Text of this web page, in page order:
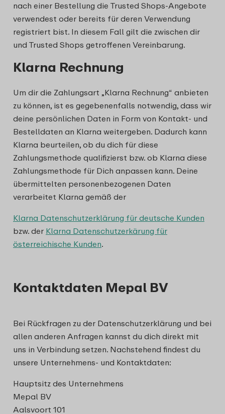
nach einer Bestellung die Trusted Shops-Angebote
verwendest oder bereits für deren Verwendung
registriert bist. In diesem Fall gilt die zwischen dir
und Trusted Shops getroffenen Vereinbarung.
Klarna Rechnung
Um dir die Zahlungsart „Klarna Rechnung“ anbieten
zu können, ist es gegebenenfalls notwendig, dass wir
deine persönlichen Daten in Form von Kontakt- und
Bestelldaten an Klarna weitergeben. Dadurch kann
Klarna beurteilen, ob du dich für diese
Zahlungsmethode qualifizierst bzw. ob Klarna diese
Zahlungsmethode für Dich anpassen kann. Deine
übermittelten personenbezogenen Daten
verarbeitet Klarna gemäß der
Klarna Datenschutzerklärung für deutsche Kunden
bzw. der Klarna Datenschutzerkärung für
österreichische Kunden.
Kontaktdaten Mepal BV
Bei Rückfragen zu der Datenschutzerklärung und bei
allen anderen Anfragen kannst du dich direkt mit
uns in Verbindung setzen. Nachstehend findest du
unsere Unternehmens- und Kontaktdaten:
Hauptsitz des Unternehmens
Mepal BV
Aalsvoort 101